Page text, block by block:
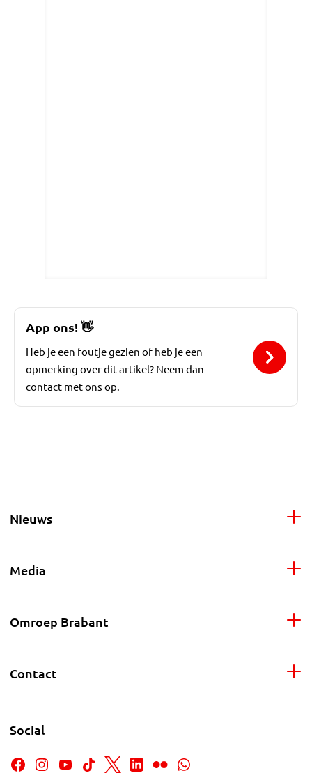
App ons!👋
Heb je een foutje gezien of heb je een
opmerking over dit artikel? Neem dan
contact met ons op.
Nieuws
Media
Omroep Brabant
Contact
Social